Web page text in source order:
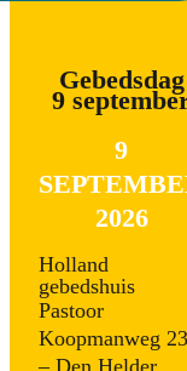
Gebedsdag
9
9
2026
Holland
gebedshuis
Pastoor
Koopmanweg 23